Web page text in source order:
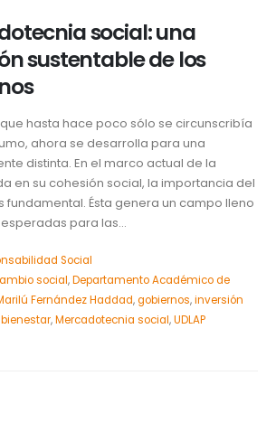
social: una
sustentable de los
hasta hace poco sólo se circunscribía
ahora se desarrolla para una
distinta. En el marco actual de la
en su cohesión social, la importancia del
fundamental. Ésta genera un campo lleno
para las...
Social
social,Departamento Académico de
Fernández Haddad,gobiernos,inversión
,Mercadotecnia social,UDLAP